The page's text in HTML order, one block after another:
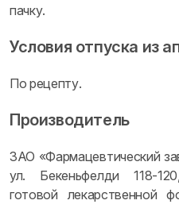
пачку.
Условия отпуска из
По рецепту.
Производитель
ЗАО «Фармацевтический
ул. Бекеньфелди 118-
готовой лекарственной